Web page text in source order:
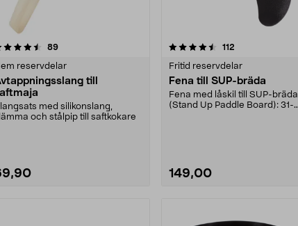
89recensioner
reservdelar
till
med silikonslang,
och stålpip till saftkokare
4.5 av 5 stjärnor 112
Fritid reservdelar
Fena till SUP-bräda
Fena med låskil till SUP-bräda
(Stand Up Paddle Board): 31-
149,00
3.5 av 5 stjärnor